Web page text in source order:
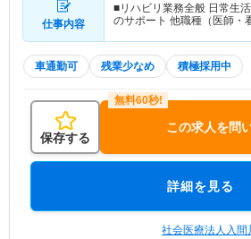
仕事内容
■リハビリ業務全般 日常生
のサポート 他職種（医師・
車通勤可 残業少なめ 積極採用中
保存する
この求人を問
詳細を見る
社会医療法人入